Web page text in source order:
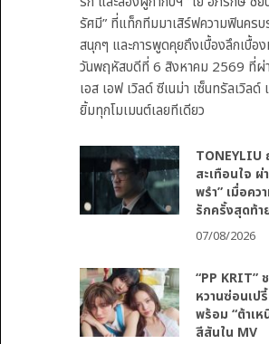
รัศมี” ที่แท็กทีมมาเสิร์ฟความฟินครบ
สนุกๆ และการพูดคุยถึงเบื้องลึกเบื้อ
วันพฤหัสบดีที่ 6 สิงหาคม 2569 ที่ผ่
เอส เอฟ เวิลด์ ซีเนม่า เซ็นทรัลเวิล
ยิ้มทุกโมเมนต์เลยทีเดียว
TONEYLIU
สะเทือนใจ ผ่
พรำ” เมื่อคว
รักครั้งสุดท้า
07/08/2026
“PP KRIT”
หวานซ่อนเป
พร้อม “ต้าเห
สีสันใน MV